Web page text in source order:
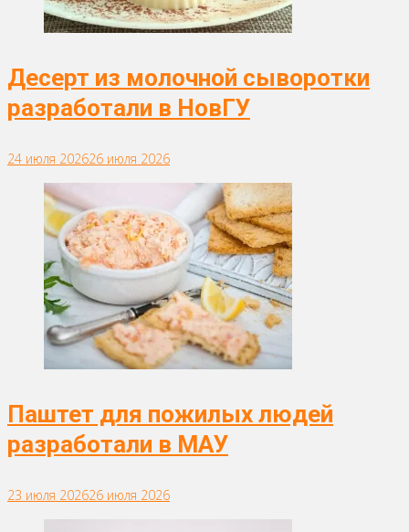
Десерт из молочной сыворотки
разработали в НовГУ
24 июля 202626 июля 2026
Паштет для пожилых людей
разработали в МАУ
23 июля 202626 июля 2026